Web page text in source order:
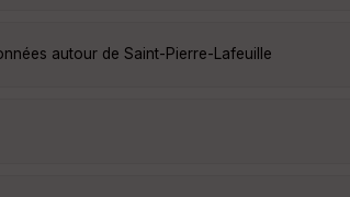
autour de Saint-Pierre-Lafeuille